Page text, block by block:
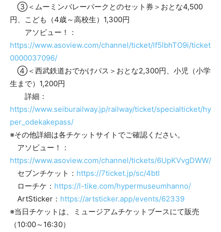
③＜ムーミンバレーパークとのセット券＞おとな4,500
円、こども（4歳～高校生）1,300円
アソビュー！：
https://www.asoview.com/channel/ticket/lf5lbhTO9i/ticket
0000037096/
④＜西武鉄道おでかけパス＞おとな2,300円、小児（小学
生まで）1,200円
詳細：
https://www.seiburailway.jp/railway/ticket/specialticket/hy
per_odekakepass/
※その他詳細は各チケットサイトでご確認ください。
アソビュー！：
https://www.asoview.com/channel/tickets/6UpKVvgDWW/
セブンチケット： https://7ticket.jp/sc/4btl
ローチケ： https://l-tike.com/hypermuseumhanno/
ArtSticker： https://artsticker.app/events/62339
※当日チケットは、ミュージアムチケットブースにて販売
（10:00～16:30）